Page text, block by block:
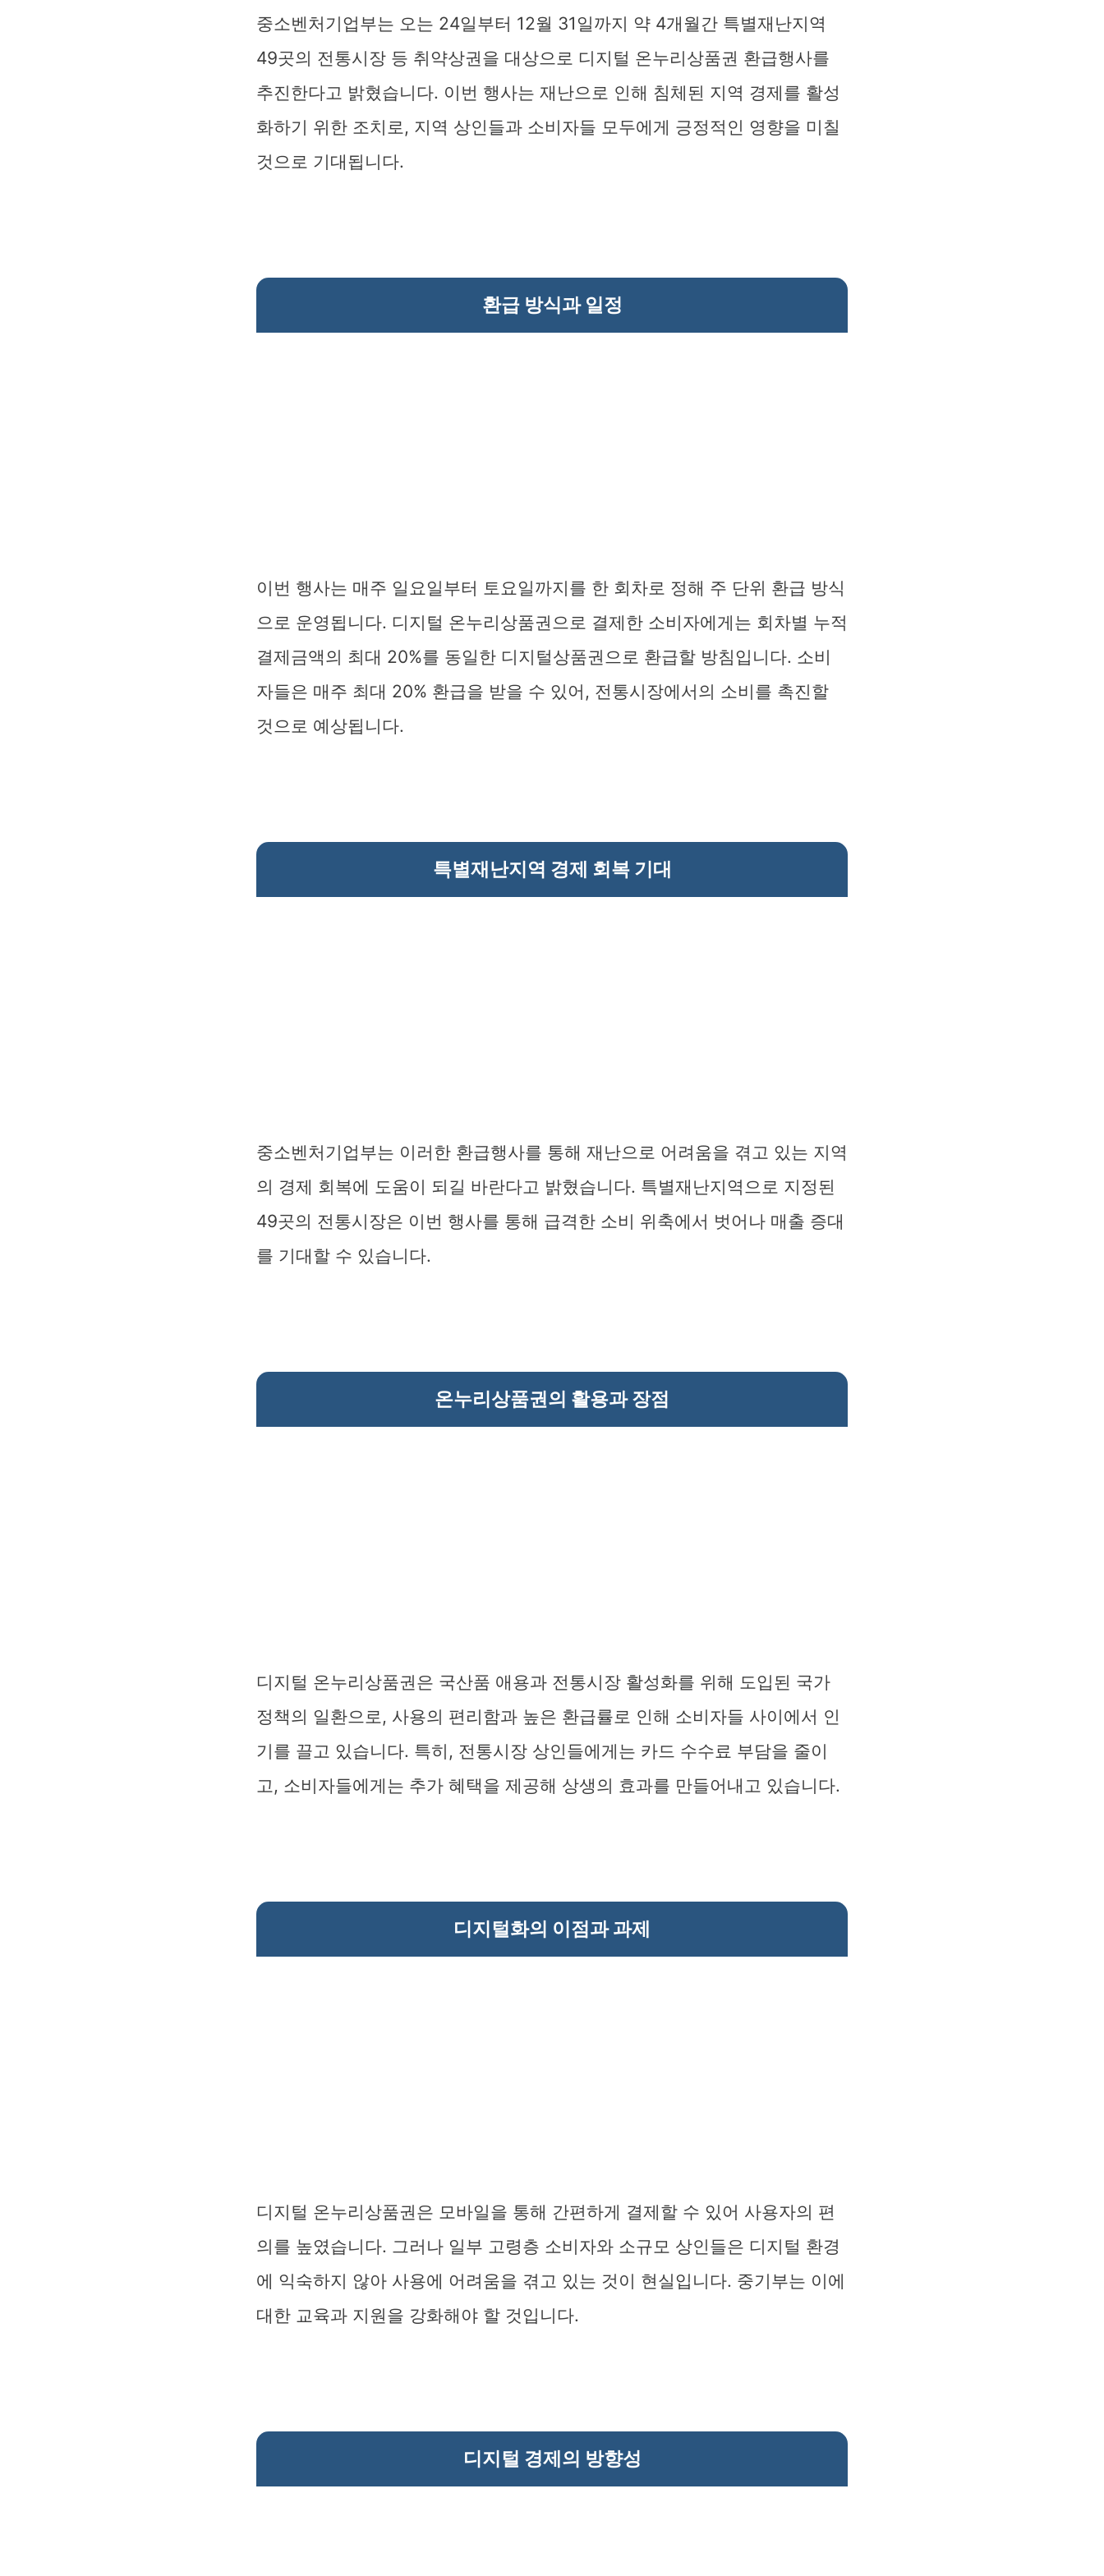
중소벤처기업부는 오는 24일부터 12월 31일까지 약 4개월간 특별재난지역
49곳의 전통시장 등 취약상권을 대상으로 디지털 온누리상품권 환급행사를
추진한다고 밝혔습니다. 이번 행사는 재난으로 인해 침체된 지역 경제를 활성
화하기 위한 조치로, 지역 상인들과 소비자들 모두에게 긍정적인 영향을 미칠
것으로 기대됩니다.
환급 방식과 일정
이번 행사는 매주 일요일부터 토요일까지를 한 회차로 정해 주 단위 환급 방식
으로 운영됩니다. 디지털 온누리상품권으로 결제한 소비자에게는 회차별 누적
결제금액의 최대 20%를 동일한 디지털상품권으로 환급할 방침입니다. 소비
자들은 매주 최대 20% 환급을 받을 수 있어, 전통시장에서의 소비를 촉진할
것으로 예상됩니다.
특별재난지역 경제 회복 기대
중소벤처기업부는 이러한 환급행사를 통해 재난으로 어려움을 겪고 있는 지역
의 경제 회복에 도움이 되길 바란다고 밝혔습니다. 특별재난지역으로 지정된
49곳의 전통시장은 이번 행사를 통해 급격한 소비 위축에서 벗어나 매출 증대
를 기대할 수 있습니다.
온누리상품권의 활용과 장점
디지털 온누리상품권은 국산품 애용과 전통시장 활성화를 위해 도입된 국가
정책의 일환으로, 사용의 편리함과 높은 환급률로 인해 소비자들 사이에서 인
기를 끌고 있습니다. 특히, 전통시장 상인들에게는 카드 수수료 부담을 줄이
고, 소비자들에게는 추가 혜택을 제공해 상생의 효과를 만들어내고 있습니다.
디지털화의 이점과 과제
디지털 온누리상품권은 모바일을 통해 간편하게 결제할 수 있어 사용자의 편
의를 높였습니다. 그러나 일부 고령층 소비자와 소규모 상인들은 디지털 환경
에 익숙하지 않아 사용에 어려움을 겪고 있는 것이 현실입니다. 중기부는 이에
대한 교육과 지원을 강화해야 할 것입니다.
디지털 경제의 방향성